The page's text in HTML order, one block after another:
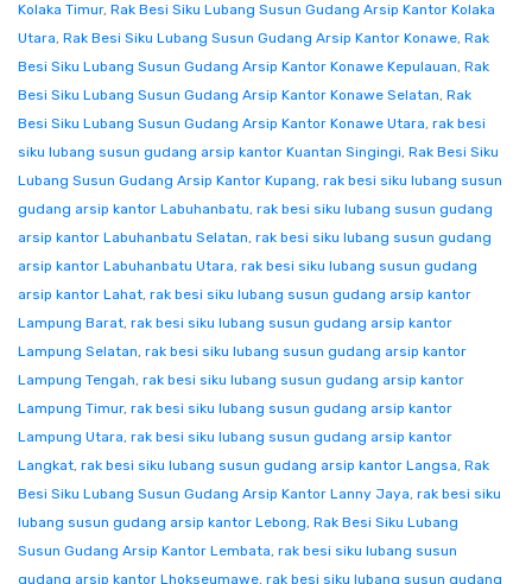
Kolaka Timur, Rak Besi Siku Lubang Susun Gudang Arsip Kantor Kolaka
Utara, Rak Besi Siku Lubang Susun Gudang Arsip Kantor Konawe, Rak
Besi Siku Lubang Susun Gudang Arsip Kantor Konawe Kepulauan, Rak
Besi Siku Lubang Susun Gudang Arsip Kantor Konawe Selatan, Rak
Besi Siku Lubang Susun Gudang Arsip Kantor Konawe Utara, rak besi
siku lubang susun gudang arsip kantor Kuantan Singingi, Rak Besi Siku
Lubang Susun Gudang Arsip Kantor Kupang, rak besi siku lubang susun
gudang arsip kantor Labuhanbatu, rak besi siku lubang susun gudang
arsip kantor Labuhanbatu Selatan, rak besi siku lubang susun gudang
arsip kantor Labuhanbatu Utara, rak besi siku lubang susun gudang
arsip kantor Lahat, rak besi siku lubang susun gudang arsip kantor
Lampung Barat, rak besi siku lubang susun gudang arsip kantor
Lampung Selatan, rak besi siku lubang susun gudang arsip kantor
Lampung Tengah, rak besi siku lubang susun gudang arsip kantor
Lampung Timur, rak besi siku lubang susun gudang arsip kantor
Lampung Utara, rak besi siku lubang susun gudang arsip kantor
Langkat, rak besi siku lubang susun gudang arsip kantor Langsa, Rak
Besi Siku Lubang Susun Gudang Arsip Kantor Lanny Jaya, rak besi siku
lubang susun gudang arsip kantor Lebong, Rak Besi Siku Lubang
Susun Gudang Arsip Kantor Lembata, rak besi siku lubang susun
gudang arsip kantor Lhokseumawe, rak besi siku lubang susun gudang